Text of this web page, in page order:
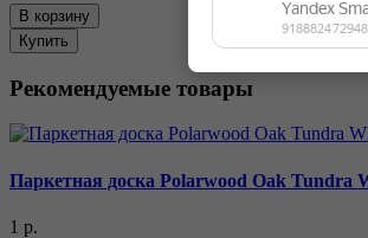
В корзину
Купить
Рекомендуемые товары
Паркетная доска Polarwood Oak Tundra
1 р.